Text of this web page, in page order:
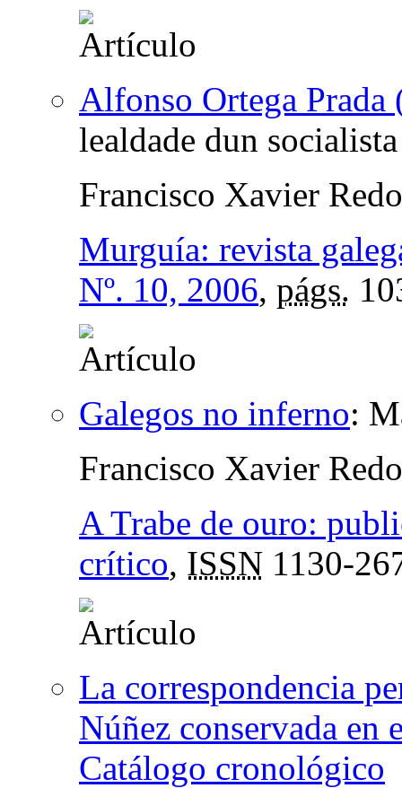
Alfonso Ortega Prada
lealdade dun
Francisco Xavier
Murguía: revista
Nº. 10, 2006, págs.
Galegos no inferno:
Francisco Xavier
A Trabe de ouro:
crítico, ISSN 1130-
La correspondencia
Núñez conservada en
Catálogo cronológico